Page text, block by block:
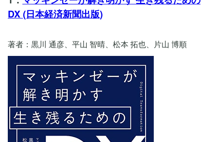
DX (日本経済新聞出版)
著者：黒川 通彦、平山 智晴、松本 拓也、片山 博順